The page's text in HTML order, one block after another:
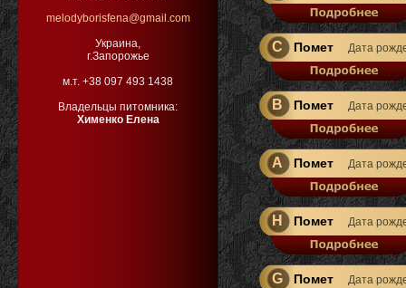
melodyborisfena@gmail.com
Украина,
г.Запорожье
м.т. +38 097 493 1438
Владельцы питомника:
Хименко Елена
C Помет Дата
B Помет Дата
A Помет Дата
H Помет Дата
G Помет Дата